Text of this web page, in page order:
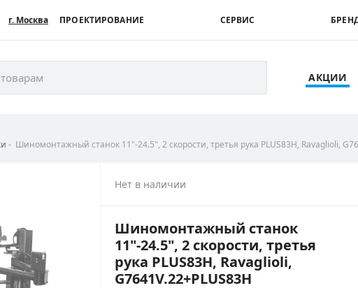
г. Москва ПРОЕКТИРОВАНИЕ СЕРВИС
АКЦИИ
Шиномонтажный станок 11"-24.5", 2 скорости, третья рука PLUS83H, Ravaglioli,
Нет в наличии
Шиномонтажный станок
11"-24.5", 2 скорости, третья
рука PLUS83H, Ravaglioli,
G7641V.22+PLUS83H